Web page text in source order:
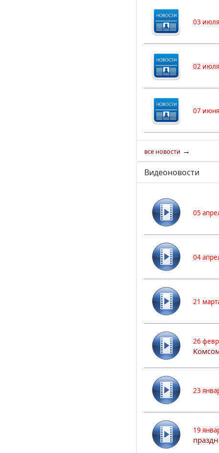
03
02
07
все новости →
Видеоновости
05
04
21
26
23
19